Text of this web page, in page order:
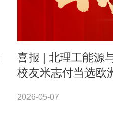
喜报 | 北理工能源
校友米志付当选欧
2026-05-07